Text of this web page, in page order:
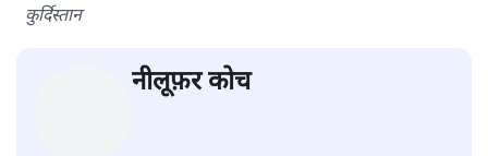
सतीश झा समकालीन भारतीय भाषाई लेखन के सबसे सूक्ष्म,
संस्कृति और भाषा पर उनकी दृष्टि गहरी और साफ़ है। उनकी शैली—